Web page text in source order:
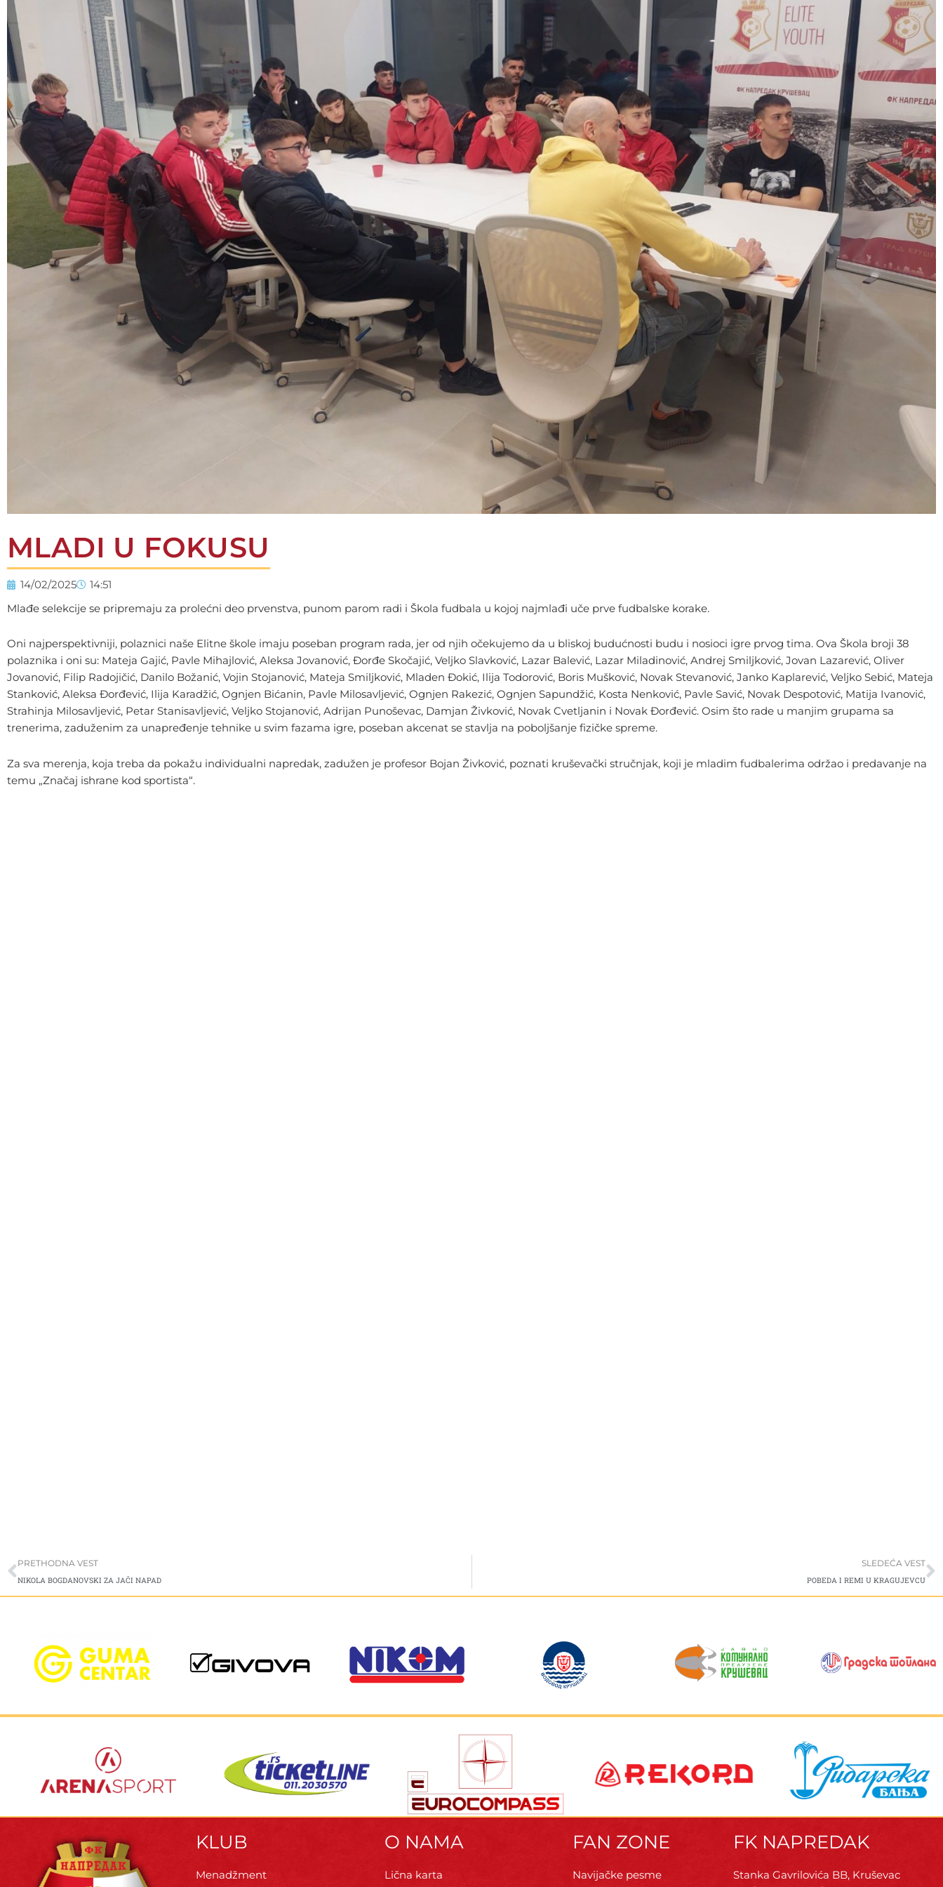
MLADI U FOKUSU
14/02/2025
14:51
Mlađe selekcije se pripremaju za prolećni deo prvenstva, punom parom radi i Škola fudbala u kojoj najmlađi uče prve fudbalske korake.
Oni najperspektivniji, polaznici naše Elitne škole imaju poseban program rada, jer od njih očekujemo da u bliskoj budućnosti budu i nosioci igre prvog tima. Ova Škola broji 38
polaznika i oni su: Mateja Gajić, Pavle Mihajlović, Aleksa Jovanović, Đorđe Skočajić, Veljko Slavković, Lazar Balević, Lazar Miladinović, Andrej Smiljković, Jovan Lazarević, Oliver
Jovanović, Filip Radojičić, Danilo Božanić, Vojin Stojanović, Mateja Smiljković, Mladen Đokić, Ilija Todorović, Boris Mušković, Novak Stevanović, Janko Kaplarević, Veljko Sebić, Mateja
Stanković, Aleksa Đorđević, Ilija Karadžić, Ognjen Bićanin, Pavle Milosavljević, Ognjen Rakezić, Ognjen Sapundžić, Kosta Nenković, Pavle Savić, Novak Despotović, Matija Ivanović,
Strahinja Milosavljević, Petar Stanisavljević, Veljko Stojanović, Adrijan Punoševac, Damjan Živković, Novak Cvetljanin i Novak Đorđević. Osim što rade u manjim grupama sa
trenerima, zaduženim za unapređenje tehnike u svim fazama igre, poseban akcenat se stavlja na poboljšanje fizičke spreme.
Za sva merenja, koja treba da pokažu individualni napredak, zadužen je profesor Bojan Živković, poznati kruševački stručnjak, koji je mladim fudbalerima održao i predavanje na
temu „Značaj ishrane kod sportista“.
Prev
PRETHODNA VEST
NIKOLA BOGDANOVSKI ZA JAČI NAPAD
SLEDEĆA VEST
POBEDA I REMI U KRAGUJEVCU
KLUB
Menadžment
O NAMA
Lična karta
FAN ZONE
Navijačke pesme
FK NAPREDAK
Stanka Gavrilovića BB, Kruševac